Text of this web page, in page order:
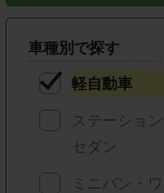
車種別で探す
軽自動車
ステーショ
セダン
ミニバン・